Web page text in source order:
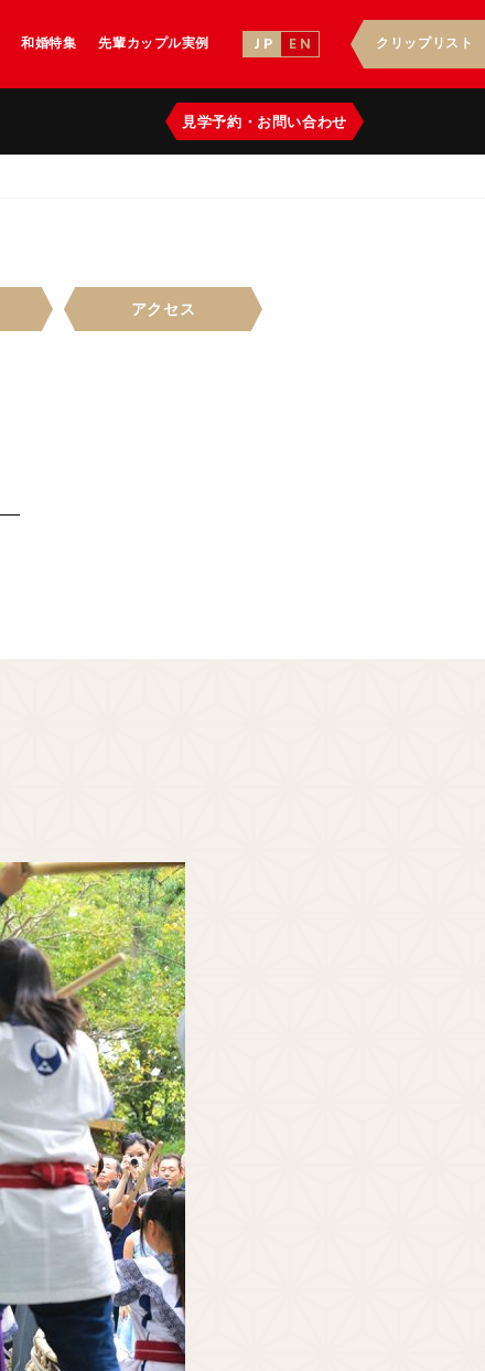
和婚特集 先輩カップル実例 J P E N クリップリスト
見学予約 ・ お問い合わせ
アクセス